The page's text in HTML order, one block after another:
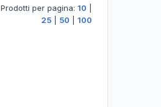
Prodotti per pagina: 10
25
50
100